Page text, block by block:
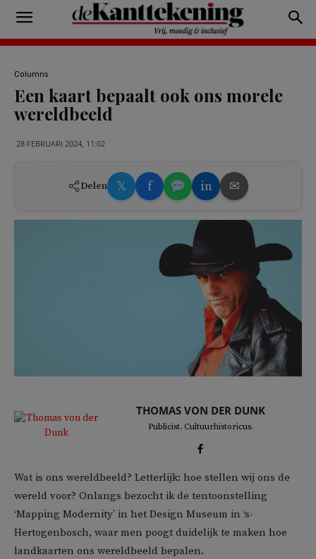
Columns
Een kaart bepaalt ook ons morele
wereldbeeld
28 FEBRUARI 2024, 11:02
Delen 𝕏 f in ✉
THOMAS VON DER DUNK
Publicist. Cultuurhistoricus.
Wat is ons wereldbeeld? Letterlijk: hoe stellen wij ons de
wereld voor? Onlangs bezocht ik de tentoonstelling
‘Mapping Modernity’ in het Design Museum in ‘s-
Hertogenbosch, waar men poogt duidelijk te maken hoe
landkaarten ons wereldbeeld bepalen.